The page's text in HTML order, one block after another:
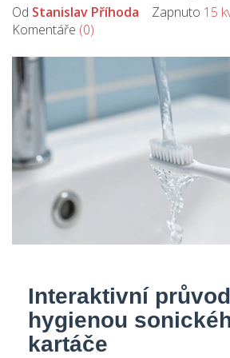
Od Stanislav Příhoda Zapnuto 15
Komentáře (0)
Interaktivní
hygienou
kartáče